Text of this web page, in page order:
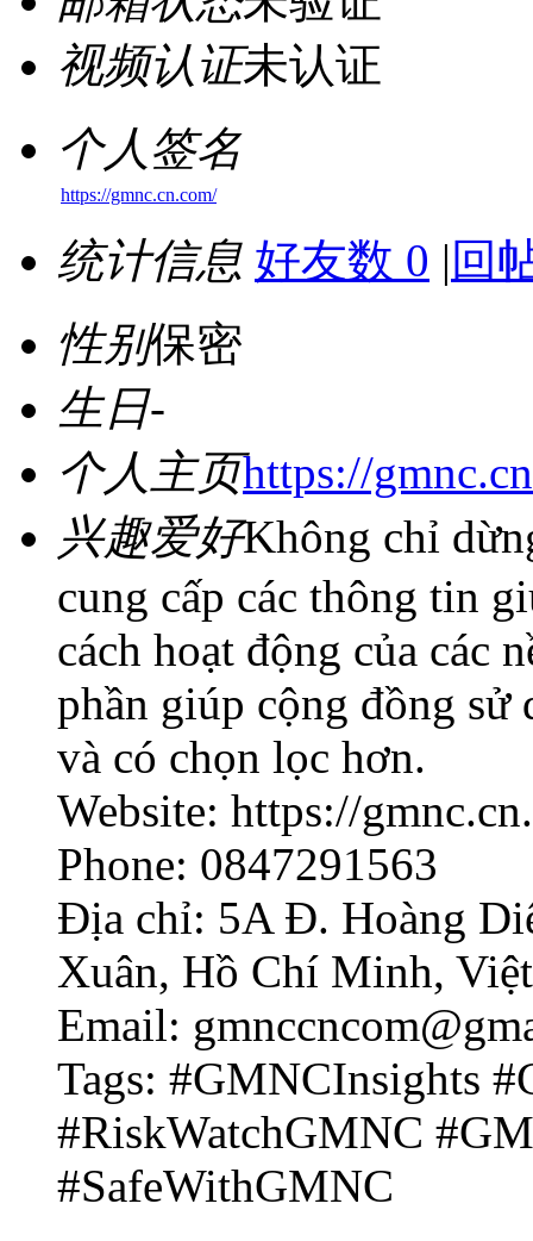
视频认证未认证
个人签名
https://gmnc.cn.com/
统计信息 好友数 0 | 回
性别保密
生日-
个人主页https://
兴趣爱好Không chỉ
cung cấp các thông tin
cách hoạt động của các
phần giúp cộng đồng sử
và có chọn lọc hơn.
Website: https://
Phone: 0847291563
Địa chỉ: 5A Đ. Hoàng
Xuân, Hồ Chí Minh,
Email:
Tags: #GMNCInsights
#RiskWatchGMNC
#SafeWithGMNC